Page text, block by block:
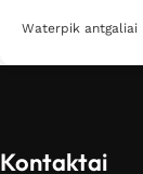
Waterpik antgaliai
Kontaktai